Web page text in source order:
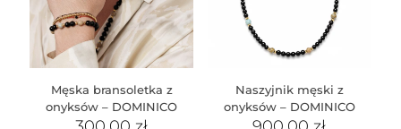
Męska bransoletka z
onyksów – DOMINICO
Naszyjnik męski z
onyksów – DOMINICO